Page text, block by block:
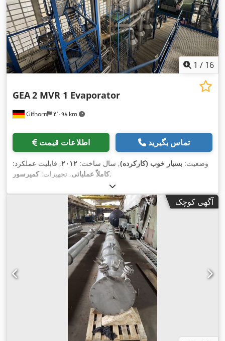
1 / 16
Gifhorn ۴٬۰۹۸ km
GEA2 MVR 1 Evaporator
اطلاعات قیمت تماس بگیرید
وضعیت: بسیار خوب (کارکرده), سال ساخت: ۲۰۱۲, قابلیت عملکرد:
کاملاً عملیاتی, تجهیزات:کمپرسور ,
آگهی کوچک